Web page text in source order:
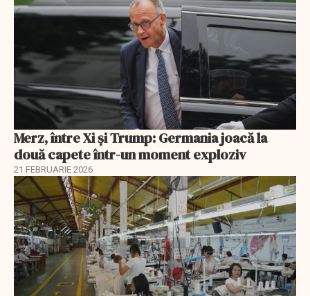
Merz, între Xi și Trump: Germania joacă la
două capete într-un moment exploziv
21 FEBRUARIE 2026